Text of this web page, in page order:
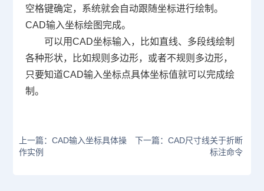
空格键确定，系统就会自动跟随坐标进行绘制。
CAD输入坐标绘图完成。
可以用CAD坐标输入，比如直线、多段线绘制
各种形状，比如规则多边形，或者不规则多边形，
只要知道CAD输入坐标点具体坐标值就可以完成绘
制。
上一篇：CAD输入坐标具体操
作实例
下一篇：CAD尺寸线关于折断
标注命令